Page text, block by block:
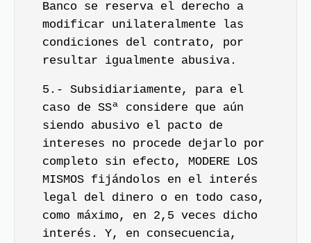
Banco se reserva el derecho a
modificar unilateralmente las
condiciones del contrato, por
resultar igualmente abusiva.
5.- Subsidiariamente, para el
caso de SSª considere que aún
siendo abusivo el pacto de
intereses no procede dejarlo por
completo sin efecto, MODERE LOS
MISMOS fijándolos en el interés
legal del dinero o en todo caso,
como máximo, en 2,5 veces dicho
interés. Y, en consecuencia,